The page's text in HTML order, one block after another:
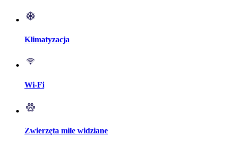
Klimatyzacja
Wi-Fi
Zwierzęta mile widziane